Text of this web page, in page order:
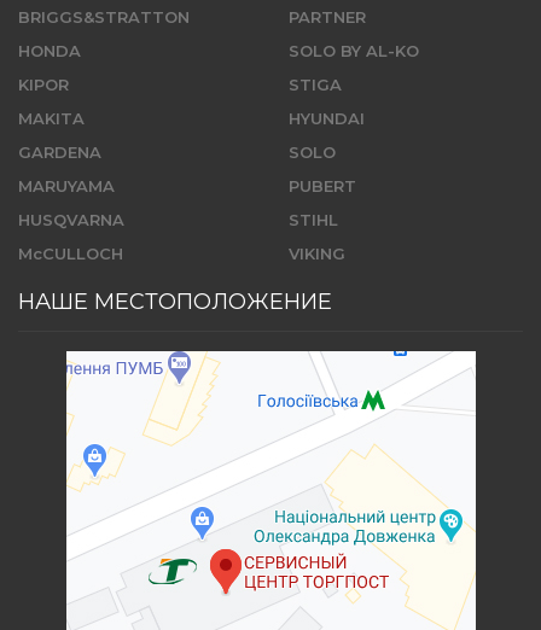
BRIGGS&STRATTON
HONDA
KIPOR
MAKITA
GARDENA
MARUYAMA
HUSQVARNA
McCULLOCH
PARTNER
SOLO BY AL-KO
STIGA
HYUNDAI
SOLO
PUBERT
STIHL
VIKING
НАШЕ МЕСТОПОЛОЖЕНИЕ